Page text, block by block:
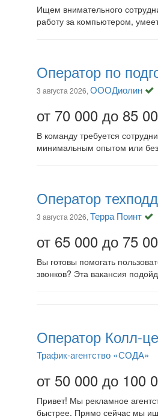
Ищем внимательного
работу за компьютером,
Оператор по
3 августа 2026, ОООДиолин
от 70 000 до 85
В команду требуется
минимальным опытом или
Оператор
3 августа 2026, Терра Поинт
от 65 000 до 75
Вы готовы помогать
звонков? Эта вакансия
Оператор Колл-
Трафик-агентство «СОДА»
от 50 000 до 100
Привет! Мы рекламное
быстрее. Прямо сейчас мы